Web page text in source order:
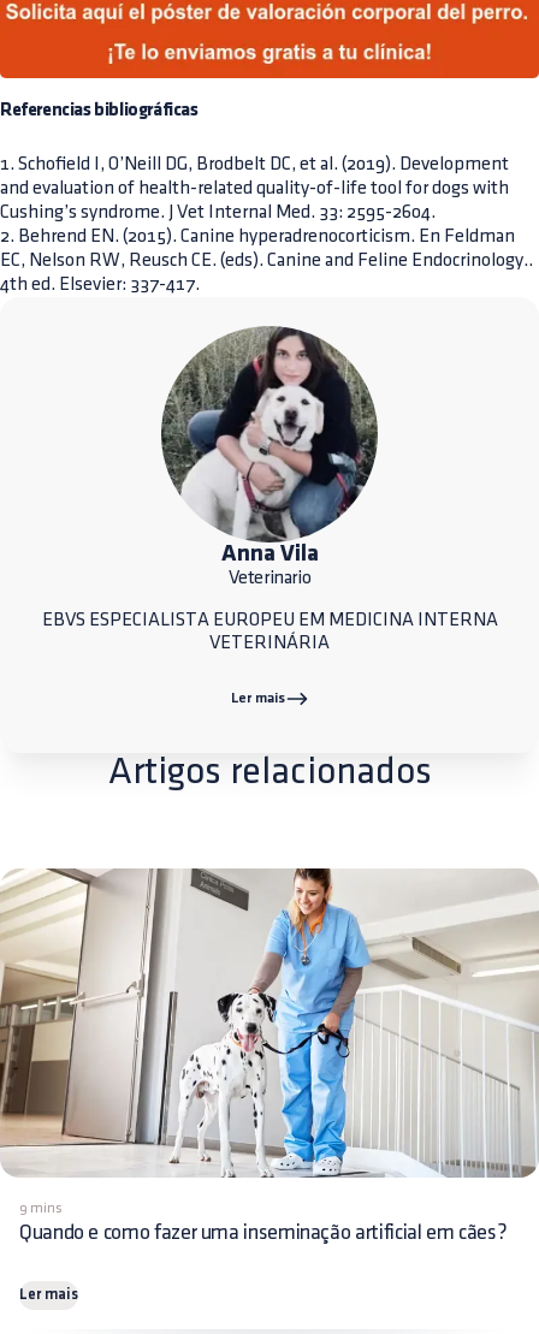
Referencias bibliográficas
1. Schofield I, O’Neill DG, Brodbelt DC, et al. (2019). Development
and evaluation of health-related quality-of-life tool for dogs with
Cushing’s syndrome. J Vet Internal Med. 33: 2595-2604.
2. Behrend EN. (2015). Canine hyperadrenocorticism. En Feldman
EC, Nelson RW, Reusch CE. (eds). Canine and Feline Endocrinology..
4th ed. Elsevier: 337-417.
Anna Vila
Veterinario
EBVS ESPECIALISTA EUROPEU EM MEDICINA INTERNA
VETERINÁRIA
Ler mais
Artigos relacionados
9 mins
Quando e como fazer uma inseminação artificial em cães?
Ler mais